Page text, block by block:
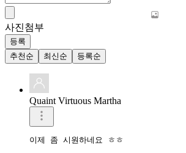
사진첨부
등록
추천순
최신순 등록순
Quaint Virtuous Martha
이제 좀 시원하네요 ㅎㅎ